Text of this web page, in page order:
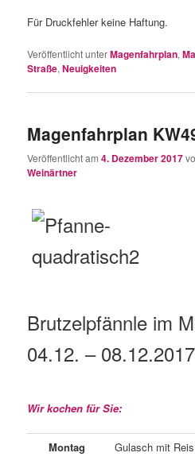
Für Druckfehler keine Haftung.
Veröffentlicht unterMagenfahrplan,
Straße,Neuigkeiten
Magenfahrplan
Veröffentlicht am4. Dezember 2017
Weinärtner
Brutzelpfännle im
04.12. – 08.12.2017
Wir kochen für Sie:
Montag Gulasch mit